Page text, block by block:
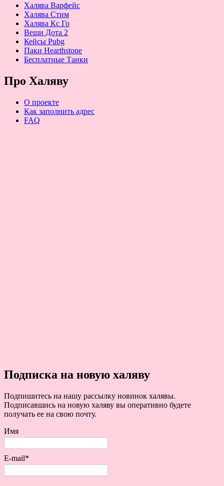
Халява Варфейс
Халява Стим
Халява Кс Го
Вещи Дота 2
Кейсы Pubg
Паки Hearthstone
Бесплатные Танки
Про Халяву
О проекте
Как заполнить адрес
FAQ
Подписка на новую халяву
Подпишитесь на нашу рассылку новинок халявы.
Подписавшись на новую халяву вы оперативно будете
получать ее на свою почту.
Имя
E-mail*